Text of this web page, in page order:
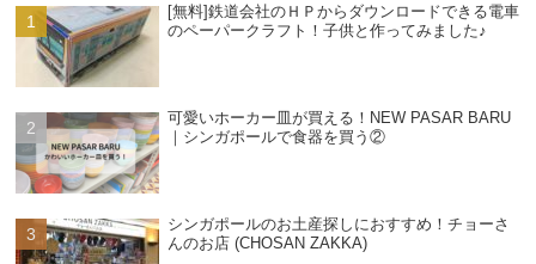
[無料]鉄道会社のＨＰからダウンロードできる電車
のペーパークラフト！子供と作ってみました♪
可愛いホーカー皿が買える！NEW PASAR BARU
｜シンガポールで食器を買う②
シンガポールのお土産探しにおすすめ！チョーさ
んのお店 (CHOSAN ZAKKA)